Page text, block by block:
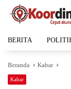
Langsung
BERITA
Beranda Kabar
Kabar